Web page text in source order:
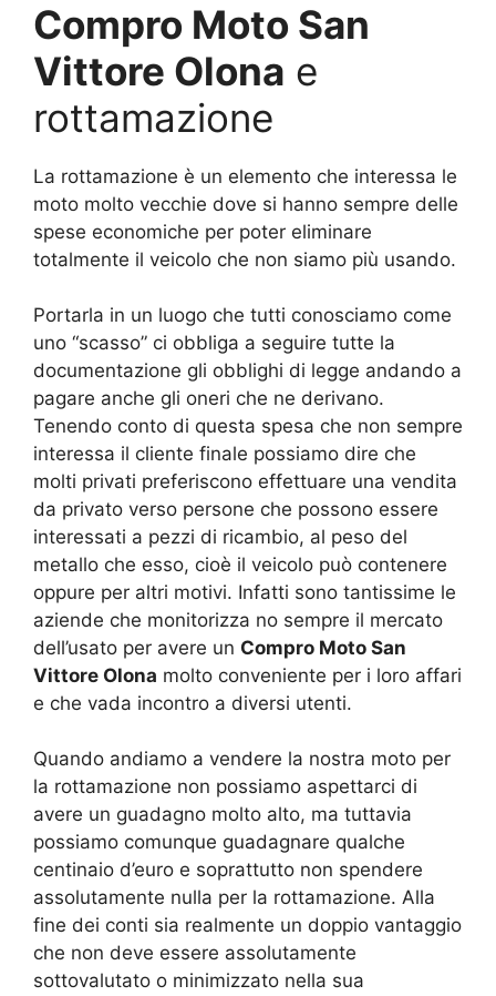
Compro Moto San
Vittore Olona e
rottamazione
La rottamazione è un elemento che interessa le
moto molto vecchie dove si hanno sempre delle
spese economiche per poter eliminare
totalmente il veicolo che non siamo più usando.
Portarla in un luogo che tutti conosciamo come
uno “scasso” ci obbliga a seguire tutte la
documentazione gli obblighi di legge andando a
pagare anche gli oneri che ne derivano.
Tenendo conto di questa spesa che non sempre
interessa il cliente finale possiamo dire che
molti privati preferiscono effettuare una vendita
da privato verso persone che possono essere
interessati a pezzi di ricambio, al peso del
metallo che esso, cioè il veicolo può contenere
oppure per altri motivi. Infatti sono tantissime le
aziende che monitorizza no sempre il mercato
dell’usato per avere un Compro Moto San
Vittore Olona molto conveniente per i loro affari
e che vada incontro a diversi utenti.
Quando andiamo a vendere la nostra moto per
la rottamazione non possiamo aspettarci di
avere un guadagno molto alto, ma tuttavia
possiamo comunque guadagnare qualche
centinaio d’euro e soprattutto non spendere
assolutamente nulla per la rottamazione. Alla
fine dei conti sia realmente un doppio vantaggio
che non deve essere assolutamente
sottovalutato o minimizzato nella sua